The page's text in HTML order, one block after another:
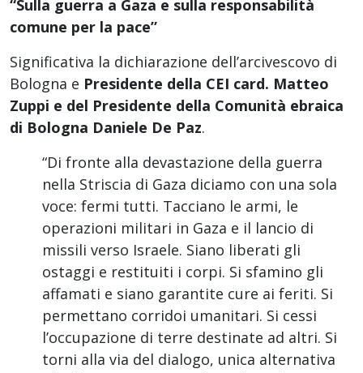
“Sulla guerra a Gaza e sulla responsabilità
comune per la pace”
Significativa la dichiarazione dell’arcivescovo di
Bologna e Presidente della CEI card. Matteo
Zuppi e del Presidente della Comunità ebraica
di Bologna Daniele De Paz.
“Di fronte alla devastazione della guerra
nella Striscia di Gaza diciamo con una sola
voce: fermi tutti. Tacciano le armi, le
operazioni militari in Gaza e il lancio di
missili verso Israele. Siano liberati gli
ostaggi e restituiti i corpi. Si sfamino gli
affamati e siano garantite cure ai feriti. Si
permettano corridoi umanitari. Si cessi
l’occupazione di terre destinate ad altri. Si
torni alla via del dialogo, unica alternativa